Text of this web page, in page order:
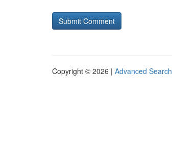
Copyright © 2026 | Advanced Search